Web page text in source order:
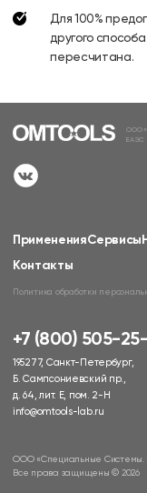
Для 100%
другого
пересчитана.
ООО
ЕАЭС
ПримененияСервисы
Контакты
Политика обработки
+7 (800) 505-
195277, Санкт-Петербург,
Б. Сампсониевский пр.,
д. 64, лит. Е, пом. 2-Н
info@omtools-lab.ru
ООО «Специальные Системы.
Все права защищены © 2026